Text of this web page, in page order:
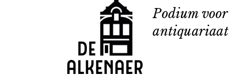
Podium
antiquariaat